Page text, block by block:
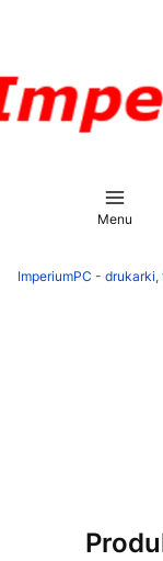
Menu
ImperiumPC -